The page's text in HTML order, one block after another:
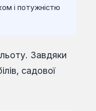
і потужністю
Завдяки
садової